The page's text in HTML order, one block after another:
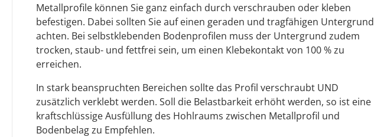
Metallprofile können Sie ganz einfach durch verschrauben oder kleben
befestigen. Dabei sollten Sie auf einen geraden und tragfähigen Untergrund
achten. Bei selbstklebenden Bodenprofilen muss der Untergrund zudem
trocken, staub- und fettfrei sein, um einen Klebekontakt von 100 % zu
erreichen.
In stark beanspruchten Bereichen sollte das Profil verschraubt UND
zusätzlich verklebt werden. Soll die Belastbarkeit erhöht werden, so ist eine
kraftschlüssige Ausfüllung des Hohlraums zwischen Metallprofil und
Bodenbelag zu Empfehlen.